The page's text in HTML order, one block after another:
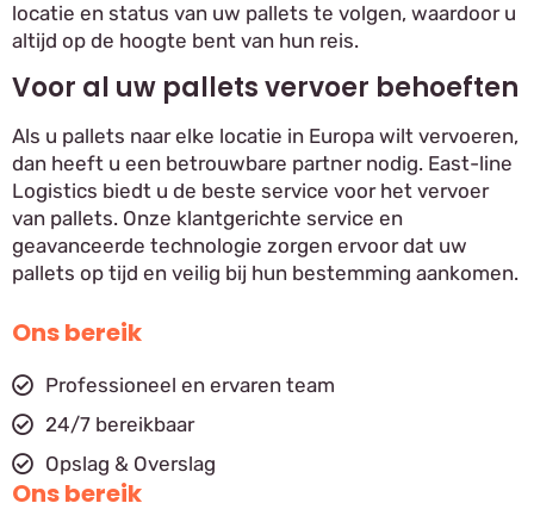
locatie en status van uw pallets te volgen, waardoor u
altijd op de hoogte bent van hun reis.
Voor al uw pallets vervoer behoeften
Als u pallets naar elke locatie in Europa wilt vervoeren,
dan heeft u een betrouwbare partner nodig. East-line
Logistics biedt u de beste service voor het vervoer
van pallets. Onze klantgerichte service en
geavanceerde technologie zorgen ervoor dat uw
pallets op tijd en veilig bij hun bestemming aankomen.
Ons bereik
Professioneel en ervaren team
24/7 bereikbaar
Opslag & Overslag
Ons bereik